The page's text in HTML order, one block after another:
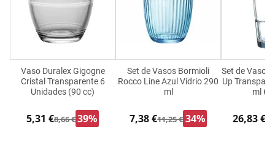
Vaso Duralex Gigogne
Cristal Transparente 6
Unidades (90 cc)
5,31 €8,66 €39%
Set de Vasos Bormioli
Rocco Line Azul Vidrio 290
ml
7,38 €11,25 € 34%
Set de Vasos
Up
ml 6
26,83 €